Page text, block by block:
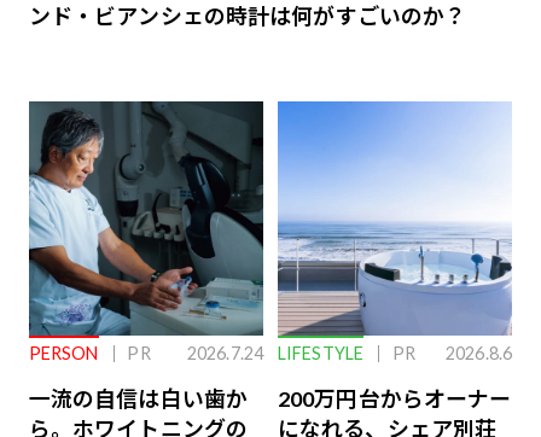
ンド・ビアンシェの時計は何がすごいのか？
PERSON PR 2026.7.24
一流の自信は白い歯か
ら。ホワイトニングの
LIFESTYLE PR 2026.8.6
200万円台からオーナー
になれる、シェア別荘